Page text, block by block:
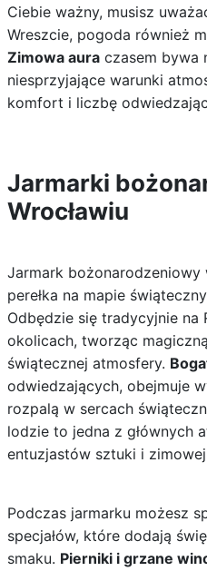
Ciebie ważny, musisz
Wreszcie, pogoda również
Zimowa auraczasem bywa
niesprzyjające warunki
komfort i liczbę
Jarmarki
Wrocławiu
Jarmark bożonarodzeniowy
perełka na mapie
Odbędzie się tradycyjnie na
okolicach, tworząc
świątecznej atmosfery.
odwiedzających, obejmuje
rozpalą w sercach
lodzie to jedna z głównych
entuzjastów sztuki i
Podczas jarmarku możesz
specjałów, które dodają
smaku. Pierniki i grzane